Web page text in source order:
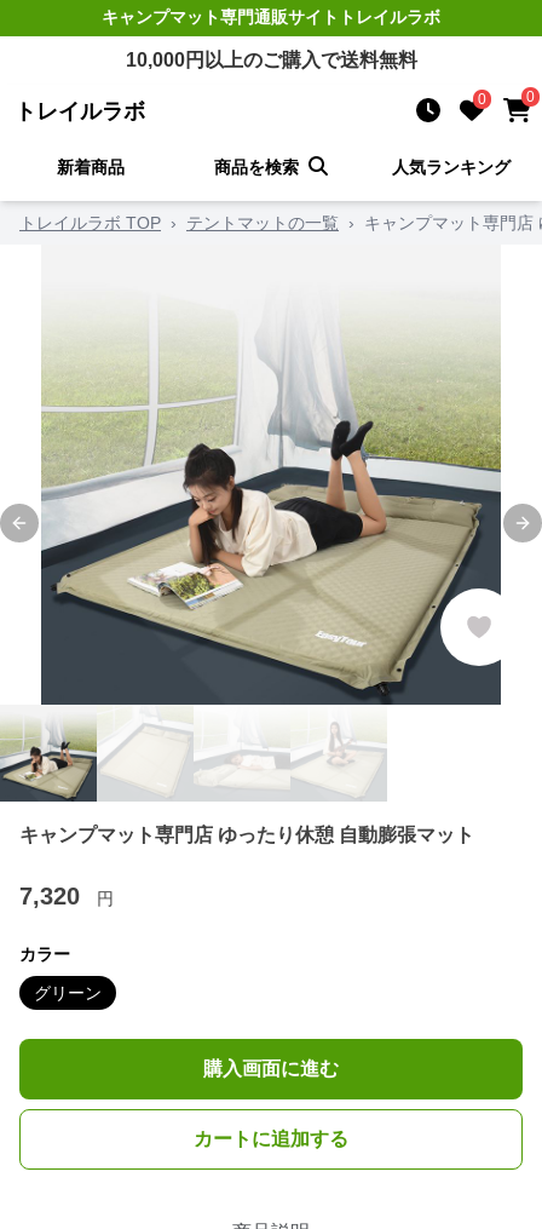
キャンプマット専門通販サイト トレイルラボ
10,000円以上のご購入で送料無料
トレイルラボ 0 0
新着商品 商品を検索 人気ランキング
トレイルラボ TOP › テントマットの一覧 › キャンプマット専門店
Previous slide
キャンプマット専門店 ゆったり休憩 自動膨張マット
7,320 円
カラー
グリーン
購入画面に進む
カートに追加する